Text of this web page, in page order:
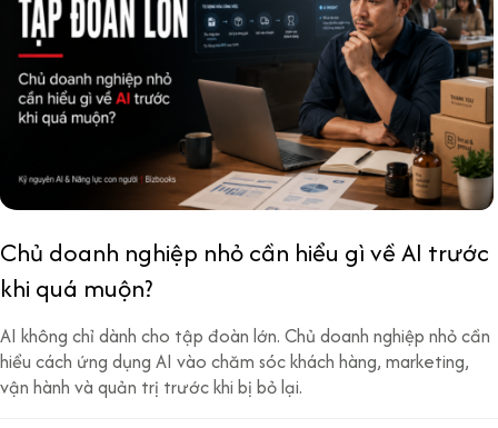
Chủ doanh nghiệp nhỏ cần hiểu gì về AI trước
khi quá muộn?
AI không chỉ dành cho tập đoàn lớn. Chủ doanh nghiệp nhỏ cần
hiểu cách ứng dụng AI vào chăm sóc khách hàng, marketing,
vận hành và quản trị trước khi bị bỏ lại.